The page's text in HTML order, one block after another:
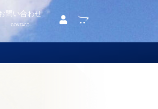
問い合わせ
CONTACT